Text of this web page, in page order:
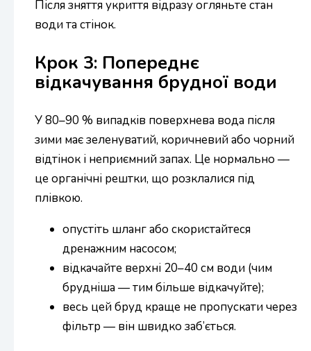
Після зняття укриття відразу огляньте стан
води та стінок.
Крок 3: Попереднє
відкачування брудної води
У 80–90 % випадків поверхнева вода після
зими має зеленуватий, коричневий або чорний
відтінок і неприємний запах. Це нормально —
це органічні рештки, що розклалися під
плівкою.
опустіть шланг або скористайтеся
дренажним насосом;
відкачайте верхні 20–40 см води (чим
брудніша — тим більше відкачуйте);
весь цей бруд краще не пропускати через
фільтр — він швидко заб’ється.